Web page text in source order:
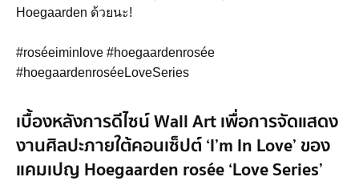
Hoegaarden ด้วยนะ!
#roséeiminlove #hoegaardenrosée
#hoegaardenroséeLoveSeries
เบื้องหลังการดีไซน์ Wall Art เพื่อการจัดแสดง
งานศิลปะภายใต้คอนเซ็ปต์ ‘I’m In Love’ ของ
แคมเปญ Hoegaarden rosée ‘Love Series’